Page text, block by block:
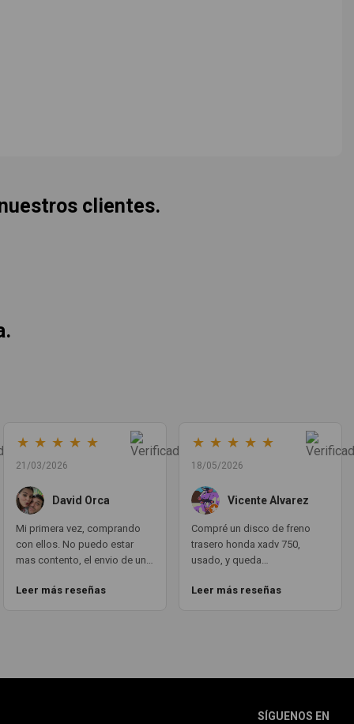
clientes.
★ ★ ★ ★ ★
21/03/2026
David Orca
Mi primera vez, comprando
con ellos. No puedo estar
mas contento, el envio de un
momento estan atentos a la
Leer más reseñas
★ ★ ★ ★ ★
18/05/2026
Vicente Alvarez
Compré un disco de freno
trasero honda xadv 750,
usado, y queda
funciona como si fuera
Leer más reseñas
SÍGUENOS EN